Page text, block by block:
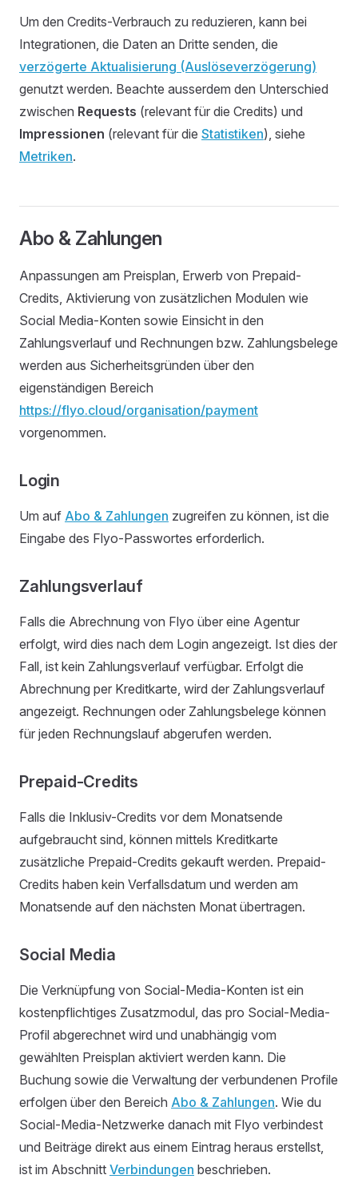
Um den Credits-Verbrauch zu reduzieren, kann bei
Integrationen, die Daten an Dritte senden, die
verzögerte Aktualisierung (Auslöseverzögerung)
genutzt werden. Beachte ausserdem den Unterschied
zwischen Requests (relevant für die Credits) und
Impressionen (relevant für die Statistiken), siehe
Metriken.
Abo & Zahlungen
Anpassungen am Preisplan, Erwerb von Prepaid-
Credits, Aktivierung von zusätzlichen Modulen wie
Social Media-Konten sowie Einsicht in den
Zahlungsverlauf und Rechnungen bzw. Zahlungsbelege
werden aus Sicherheitsgründen über den
eigenständigen Bereich
https://flyo.cloud/organisation/payment
vorgenommen.
Login
Um auf Abo & Zahlungen zugreifen zu können, ist die
Eingabe des Flyo-Passwortes erforderlich.
Zahlungsverlauf
Falls die Abrechnung von Flyo über eine Agentur
erfolgt, wird dies nach dem Login angezeigt. Ist dies der
Fall, ist kein Zahlungsverlauf verfügbar. Erfolgt die
Abrechnung per Kreditkarte, wird der Zahlungsverlauf
angezeigt. Rechnungen oder Zahlungsbelege können
für jeden Rechnungslauf abgerufen werden.
Prepaid-Credits
Falls die Inklusiv-Credits vor dem Monatsende
aufgebraucht sind, können mittels Kreditkarte
zusätzliche Prepaid-Credits gekauft werden. Prepaid-
Credits haben kein Verfallsdatum und werden am
Monatsende auf den nächsten Monat übertragen.
Social Media
Die Verknüpfung von Social-Media-Konten ist ein
kostenpflichtiges Zusatzmodul, das pro Social-Media-
Profil abgerechnet wird und unabhängig vom
gewählten Preisplan aktiviert werden kann. Die
Buchung sowie die Verwaltung der verbundenen Profile
erfolgen über den Bereich Abo & Zahlungen. Wie du
Social-Media-Netzwerke danach mit Flyo verbindest
und Beiträge direkt aus einem Eintrag heraus erstellst,
ist im Abschnitt Verbindungen beschrieben.